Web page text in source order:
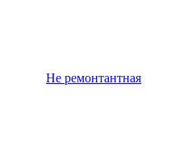
Не ремонтантная